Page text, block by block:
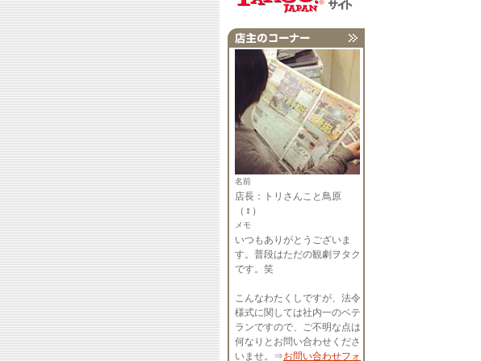
名前
店長：トリさんこと鳥原
（♀）
メモ
いつもありがとうございま
す。普段はただの観劇ヲタク
です。笑
こんなわたくしですが、法令
様式に関しては社内一のベテ
ランですので、ご不明な点は
何なりとお問い合わせくださ
いませ。⇒お問い合わせフォ